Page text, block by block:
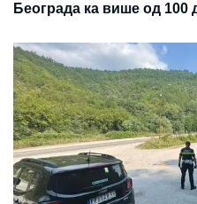
Београда ка више од 100